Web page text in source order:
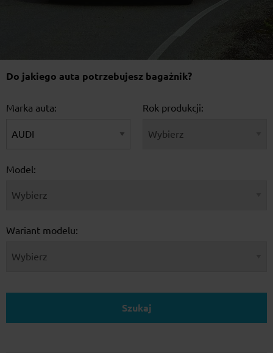
Do jakiego auta potrzebujesz bagażnik?
Marka auta: Rok produkcji:
Model:
Wariant modelu:
Szukaj